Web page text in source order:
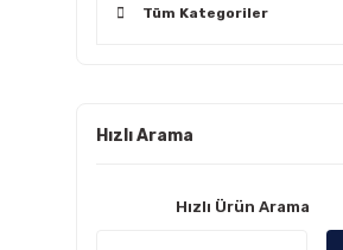
Tüm Kategoriler
Hızlı Arama
Hızlı Ürün Arama